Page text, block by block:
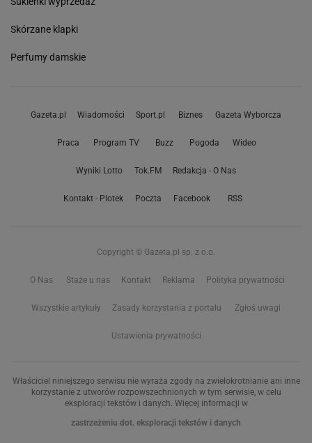
Skórzane klapki
Perfumy damskie
Gazeta.pl Wiadomości Sport.pl Biznes Gazeta Wyborcza
Praca Program TV Buzz Pogoda Wideo
Wyniki Lotto Tok.FM Redakcja - O Nas
Kontakt - Plotek Poczta Facebook RSS
Copyright © Gazeta.pl sp. z o.o.
O Nas Staże u nas Kontakt Reklama Polityka prywatności
Wszystkie artykuły Zasady korzystania z portalu Zgłoś uwagi
Ustawienia prywatności
Właściciel niniejszego serwisu nie wyraża zgody na zwielokrotnianie ani inne
korzystanie z utworów rozpowszechnionych w tym serwisie, w celu
eksploracji tekstów i danych. Więcej informacji w
zastrzeżeniu dot. eksploracji tekstów i danych